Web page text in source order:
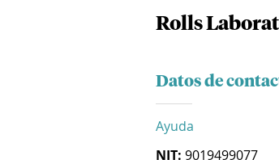
Rolls
Datos de
Ayuda
NIT: 9019499077